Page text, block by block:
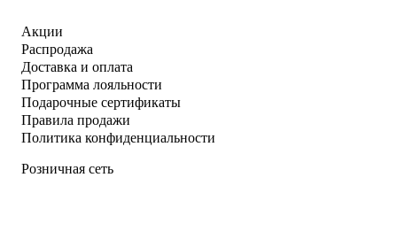
Акции
Распродажа
Доставка и оплата
Программа лояльности
Подарочные сертификаты
Правила продажи
Политика конфиденциальности
Розничная сеть